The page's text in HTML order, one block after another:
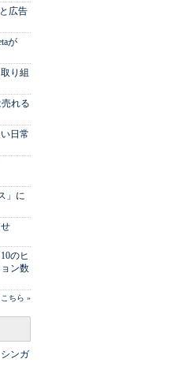
広告
が
り組
れる
日常
」に
のヒ
ン数
こちら »
ンガ